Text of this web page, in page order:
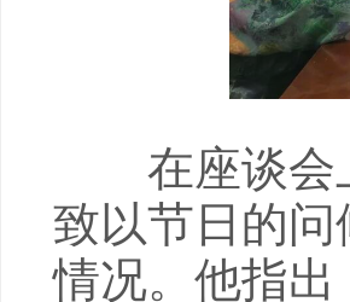
在座谈会上
致以节日的
情况。他指